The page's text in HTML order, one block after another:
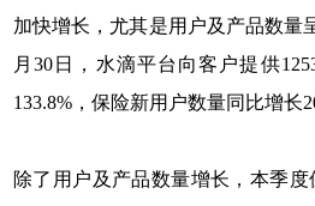
加快增长，尤其是用户及产品数量
月30日，水滴平台向客户提供
133.8%，保险新用户数量同比增长
除了用户及产品数量增长，本季